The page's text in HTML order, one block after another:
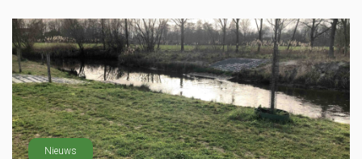
Nieuws